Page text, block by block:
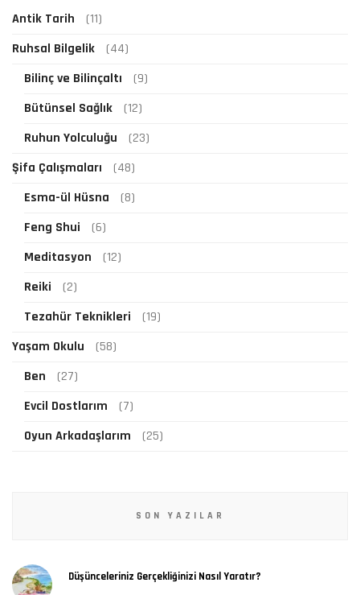
Antik Tarih
(11)
Ruhsal Bilgelik
(44)
Bilinç ve Bilinçaltı
(9)
Bütünsel Sağlık
(12)
Ruhun Yolculuğu
(23)
Şifa Çalışmaları
(48)
Esma-ül Hüsna
(8)
Feng Shui
(6)
Meditasyon
(12)
Reiki
(2)
Tezahür Teknikleri
(19)
Yaşam Okulu
(58)
Ben
(27)
Evcil Dostlarım
(7)
Oyun Arkadaşlarım
(25)
SON YAZILAR
Düşünceleriniz Gerçekliğinizi Nasıl Yaratır?